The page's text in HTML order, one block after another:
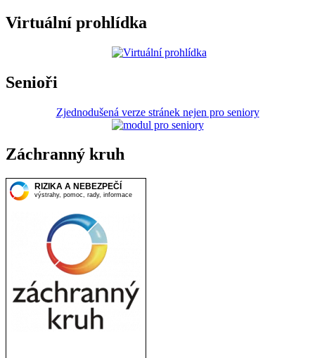
Virtuální prohlídka
Senioři
Zjednodušená verze stránek nejen pro seniory
Záchranný kruh